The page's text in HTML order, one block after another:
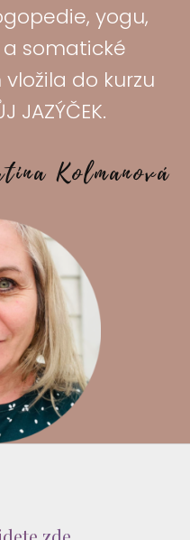
yogu,
a somatické
do kurzu
JAZÝČEK.
Kolmanová